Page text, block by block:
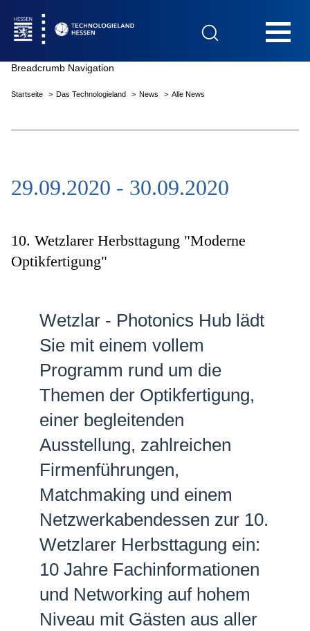
Das Technologieland
Innovationsfelder
Netzwerke
Breadcrumb Navigation
Startseite Das Technologieland News Alle News
29.09.2020 - 30.09.2020
10. Wetzlarer Herbsttagung "Moderne
Optikfertigung"
Wetzlar - Photonics Hub lädt
Sie mit einem vollem
Programm rund um die
Themen der Optikfertigung,
einer begleitenden
Ausstellung, zahlreichen
Firmenführungen,
Matchmaking und einem
Netzwerkabendessen zur 10.
Wetzlarer Herbsttagung ein:
10 Jahre Fachinformationen
und Networking auf hohem
Niveau mit Gästen aus aller